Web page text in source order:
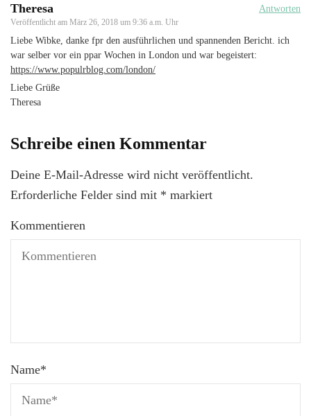
Theresa
Veröffentlicht am März 26, 2018 um 9:36 a.m. Uhr
Antworten
Liebe Wibke, danke fpr den ausführlichen und spannenden Bericht. ich
war selber vor ein ppar Wochen in London und war begeistert:
https://www.populrblog.com/london/
Liebe Grüße
Theresa
Schreibe einen Kommentar
Deine E-Mail-Adresse wird nicht veröffentlicht.
Erforderliche Felder sind mit * markiert
Kommentieren
Name*